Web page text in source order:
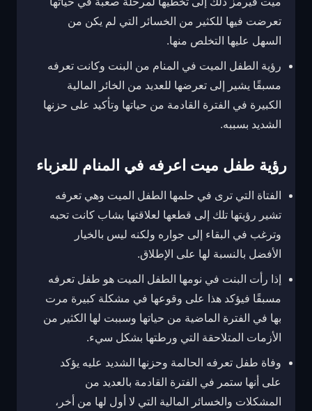
تعرضت فيها للكثير من الخسائر التي لم يكن من
السهل عليها التخلص منها.
رؤية الطفل الميت في المنام من البنت وكانت تعرفه
مسبقًا يشير إلى تعرضها للعديد من الخائر المالية
الكبيرة في الفترة القادمة من حياتها وتأكيد على حزنها
الشديد بسببه.
رؤية طفل ميت اعرفه في المنام للعزباء
الفتاة التي ترى في حلمها الطفل الميت وهي تعرفه
تشير رؤيتها تلك إلى قطعها لعلاقتها بشاب كانت تحبه
وترغب في البقاء إلى جواره ولكنه ليس بالخيار
الأفضل بالنسبة لها على الإطلاق.
إذا رأت البنت في نومها الطفل الميت هو طفل تعرفه
مسبقًا فيؤكد هذا على وقوعها في مشكلة كبيرة مرت
بها في الفترة الماضية من حياتها وسببت لها الكثير من
الأزمات المتلاحقة التي ورطتها بشكل سيء.
وفاة طفل تعرفه الحالمة وحزنها الشديد عليه يؤكد
على أنها ستمر في الفترة القادمة بالعديد من
المشكلات والخسائر المالية التي لا أول لها من أخر،